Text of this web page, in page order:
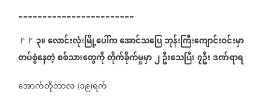
========================
🚩🚩 ⁨⁨⁨⁨⁨⁨⁨⁨⁨⁨⁨⁨⁨ ၃။လောင်းလုံးမြို့ပေါ်ကအောင်သပြေဘုန်းကြီးကျောင်းဝင်းမှာ
တပ်စွဲနေတဲ့စစ်သားတွေကိုတိုက်ခိုက်မှုမှာ၂ဦးသေပြီး၇ဦးဒဏ်ရာရ
အောက်တိုဘာလ (၁၉)ရက်